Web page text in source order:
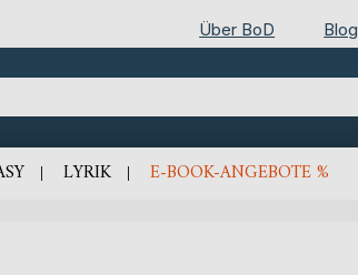
Über BoD Blog
LYRIK E-BOOK-ANGEBOTE %